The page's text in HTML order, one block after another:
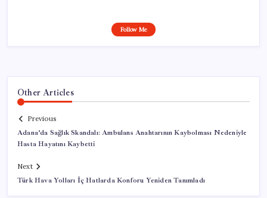
Follow Me
Other Articles
Previous
Adana’da Sağlık Skandalı: Ambulans Anahtarının Kaybolması Nedeniyle
Hasta Hayatını Kaybetti
Next
Türk Hava Yolları İç Hatlarda Konforu Yeniden Tanımladı